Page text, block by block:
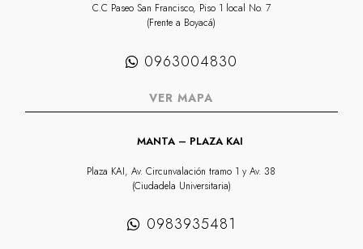
C.C Paseo San Francisco, Piso 1 local No. 7
(Frente a Boyacá)
0963004830
VER MAPA
MANTA – PLAZA KAI
Plaza KAI, Av. Circunvalación tramo 1 y Av. 38
(Ciudadela Universitaria)
0983935481